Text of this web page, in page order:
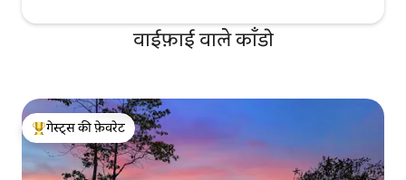
वाईफ़ाई वाले काँडो
गेस्ट्स का टॉप फ़ेवरेट
गेस्ट्स की फ़ेवरेट